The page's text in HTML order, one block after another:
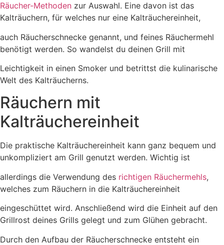
Räucher-Methoden zur Auswahl. Eine davon ist das
Kalträuchern, für welches nur eine Kalträuchereinheit,
auch Räucherschnecke genannt, und feines Räuchermehl
benötigt werden. So wandelst du deinen Grill mit
Leichtigkeit in einen Smoker und betrittst die kulinarische
Welt des Kalträucherns.
Räuchern mit
Kalträuchereinheit
Die praktische Kalträuchereinheit kann ganz bequem und
unkompliziert am Grill genutzt werden. Wichtig ist
allerdings die Verwendung des richtigen Räuchermehls,
welches zum Räuchern in die Kalträuchereinheit
eingeschüttet wird. Anschließend wird die Einheit auf den
Grillrost deines Grills gelegt und zum Glühen gebracht.
Durch den Aufbau der Räucherschnecke entsteht ein